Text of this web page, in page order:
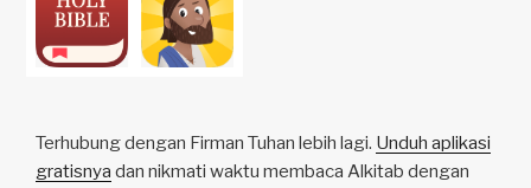
Terhubung dengan Firman Tuhan lebih lagi. Unduh aplikasi
gratisnya dan nikmati waktu membaca Alkitab dengan